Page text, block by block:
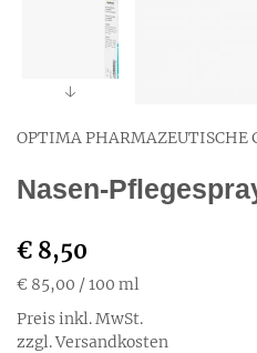
OPTIMA PHARMAZEUTISCHE
Nasen-
€ 8,50
€ 85,00 / 100 ml
Preis inkl. MwSt.
zzgl. Versandkosten